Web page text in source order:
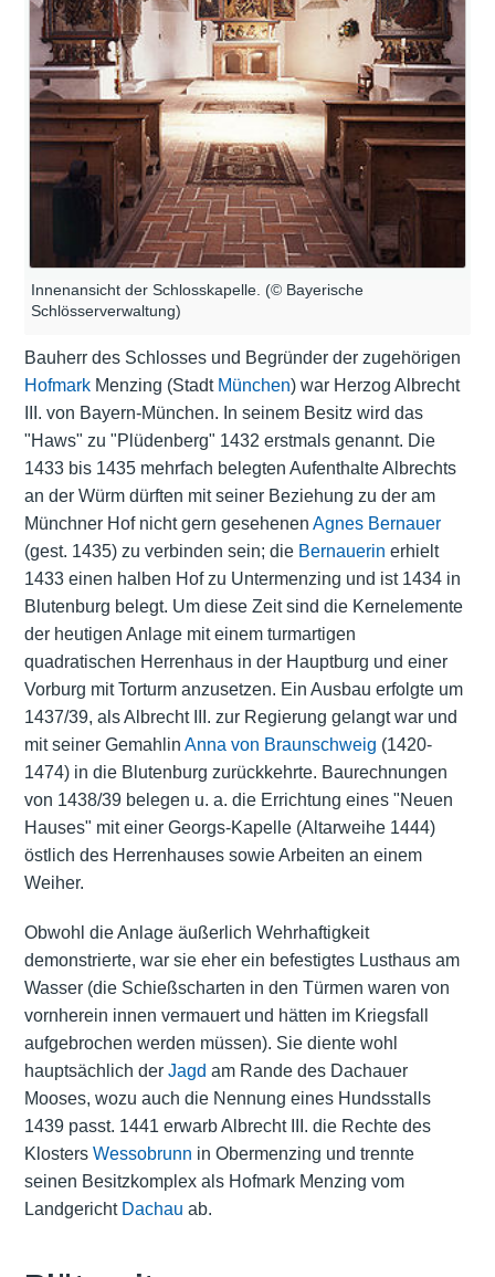
Innenansicht der Schlosskapelle. (© Bayerische
Schlösserverwaltung)
Bauherr des Schlosses und Begründer der zugehörigen
HofmarkMenzing (Stadt München) war Herzog Albrecht
III. von Bayern-München. In seinem Besitz wird das
"Haws" zu "Plüdenberg" 1432 erstmals genannt. Die
1433 bis 1435 mehrfach belegten Aufenthalte Albrechts
an der Würm dürften mit seiner Beziehung zu der am
Münchner Hof nicht gern gesehenen Agnes Bernauer
(gest. 1435) zu verbinden sein; die Bernauerin erhielt
1433 einen halben Hof zu Untermenzing und ist 1434 in
Blutenburg belegt. Um diese Zeit sind die Kernelemente
der heutigen Anlage mit einem turmartigen
quadratischen Herrenhaus in der Hauptburg und einer
Vorburg mit Torturm anzusetzen. Ein Ausbau erfolgte um
1437/39, als Albrecht III. zur Regierung gelangt war und
mit seiner Gemahlin Anna von Braunschweig (1420-
1474) in die Blutenburg zurückkehrte. Baurechnungen
von 1438/39 belegen u. a. die Errichtung eines "Neuen
Hauses" mit einer Georgs-Kapelle (Altarweihe 1444)
östlich des Herrenhauses sowie Arbeiten an einem
Weiher.
Obwohl die Anlage äußerlich Wehrhaftigkeit
demonstrierte, war sie eher ein befestigtes Lusthaus am
Wasser (die Schießscharten in den Türmen waren von
vornherein innen vermauert und hätten im Kriegsfall
aufgebrochen werden müssen). Sie diente wohl
hauptsächlich der Jagd am Rande des Dachauer
Mooses, wozu auch die Nennung eines Hundsstalls
1439 passt. 1441 erwarb Albrecht III. die Rechte des
Klosters Wessobrunn in Obermenzing und trennte
seinen Besitzkomplex als Hofmark Menzing vom
Landgericht Dachau ab.